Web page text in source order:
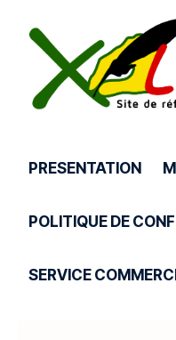
PRESENTATION
POLITIQUE DE
SERVICE